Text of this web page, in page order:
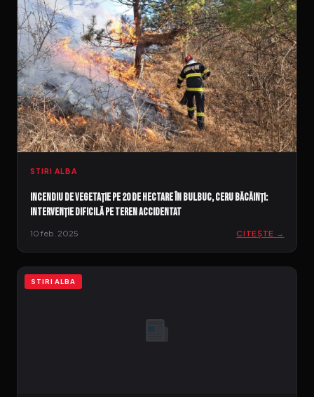
STIRI ALBA
Incendiu de vegetație pe 20 de hectare în Bulbuc, Ceru Băcăinți:
Intervenție dificilă pe teren accidentat
10 feb. 2025 CITEȘTE →
STIRI ALBA